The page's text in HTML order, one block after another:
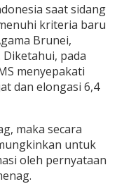
saat sidang
kriteria baru
Brunei,
Diketahui, pada
menyepakati
dan elongasi 6,4
maka secara
untuk
oleh pernyataan